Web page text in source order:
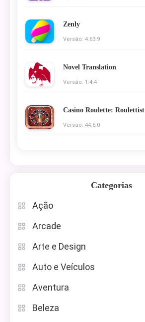
Zenly
Versão: 4.63.9
Novel Translation
Versão: 1.4.4
Casino Roulette: Roulettist
Versão: 44.6.0
Categorias
Ação
Arcade
Arte e Design
Auto e Veículos
Aventura
Beleza